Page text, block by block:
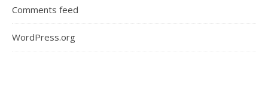
Comments feed
WordPress.org